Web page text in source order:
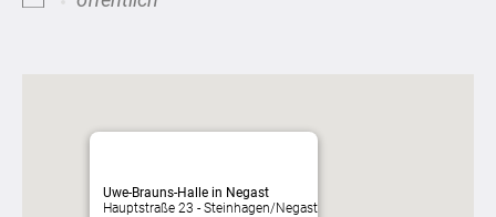
Uwe-Brauns-Halle in Negast
Hauptstraße 23 - Steinhagen/Negast